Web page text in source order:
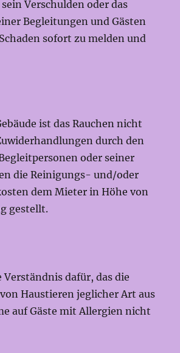
Verschulden oder das
Begleitungen und Gästen
sofort zu melden und
ist das Rauchen nicht
durch den
oder seiner
die Reinigungs- und/oder
dem Mieter in Höhe von
gestellt.
Verständnis dafür, das die
Haustieren jeglicher Art aus
auf Gäste mit Allergien nicht